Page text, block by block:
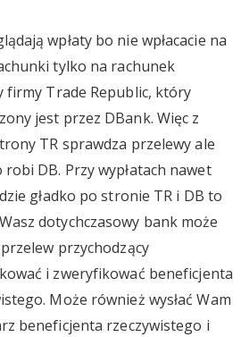
wpłaty bo nie wpłacacie na
tylko na rachunek
firmy Trade Republic, który
jest przez DBank. Więc z
TR sprawdza przelewy ale
DB. Przy wypłatach nawet
gładko po stronie TR i DB to
dotychczasowy bank może
przychodzący
i zweryfikować beneficjenta
Może również wysłać Wam
beneficjenta rzeczywistego i